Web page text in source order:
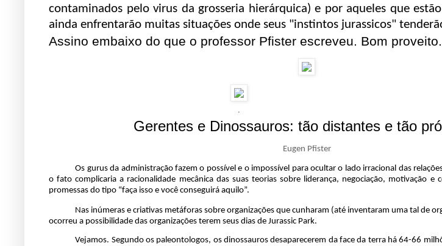
contaminados pelo virus da grosseria hierárquica) e por aqueles que
ainda enfrentarão muitas situações onde seus "instintos jurassicos"
Assino embaixo do que o professor Pfister escreveu. Bom proveito.
.
Gerentes e Dinossauros: tão distantes e tão
Eugen Pfister
..........Os gurus da administração fazem o possível e o impossível para ocultar o lado irracional das
o fato complicaria a racionalidade mecânica das suas teorias sobre liderança, negociação, motivação e
promessas do tipo “faça isso e você conseguirá aquilo”.
Nas inúmeras e criativas metáforas sobre organizações que cunharam (até inventaram uma tal de
ocorreu a possibilidade das organizações terem seus dias de Jurassic Park.
..........Vejamos. Segundo os paleontologos, os dinossauros desaparecerem da face da terra há 64-66